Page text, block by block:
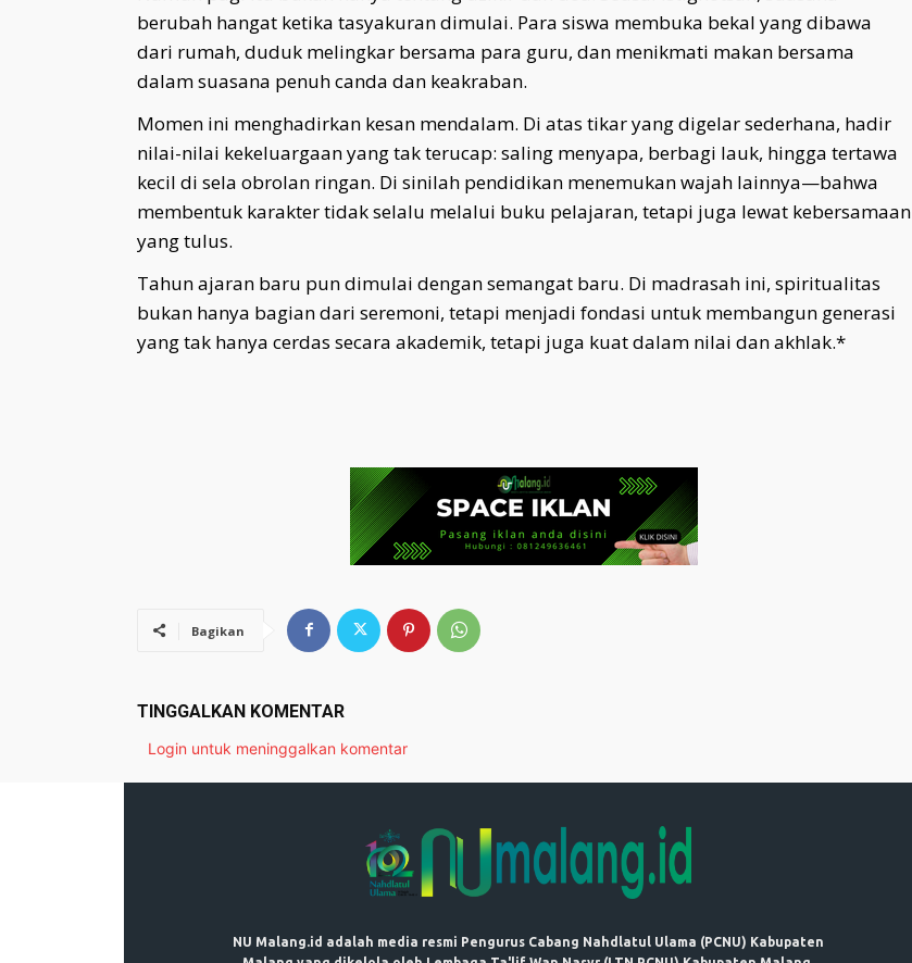
berubah hangat ketika tasyakuran dimulai. Para siswa membuka bekal yang dibawa
dari rumah, duduk melingkar bersama para guru, dan menikmati makan bersama
dalam suasana penuh canda dan keakraban.
Momen ini menghadirkan kesan mendalam. Di atas tikar yang digelar sederhana, hadir
nilai-nilai kekeluargaan yang tak terucap: saling menyapa, berbagi lauk, hingga tertawa
kecil di sela obrolan ringan. Di sinilah pendidikan menemukan wajah lainnya—bahwa
membentuk karakter tidak selalu melalui buku pelajaran, tetapi juga lewat kebersamaan
yang tulus.
Tahun ajaran baru pun dimulai dengan semangat baru. Di madrasah ini, spiritualitas
bukan hanya bagian dari seremoni, tetapi menjadi fondasi untuk membangun generasi
yang tak hanya cerdas secara akademik, tetapi juga kuat dalam nilai dan akhlak.*
Bagikan
TINGGALKAN KOMENTAR
Login untuk meninggalkan komentar
NU Malang.id adalah media resmi Pengurus Cabang Nahdlatul Ulama (PCNU) Kabupaten